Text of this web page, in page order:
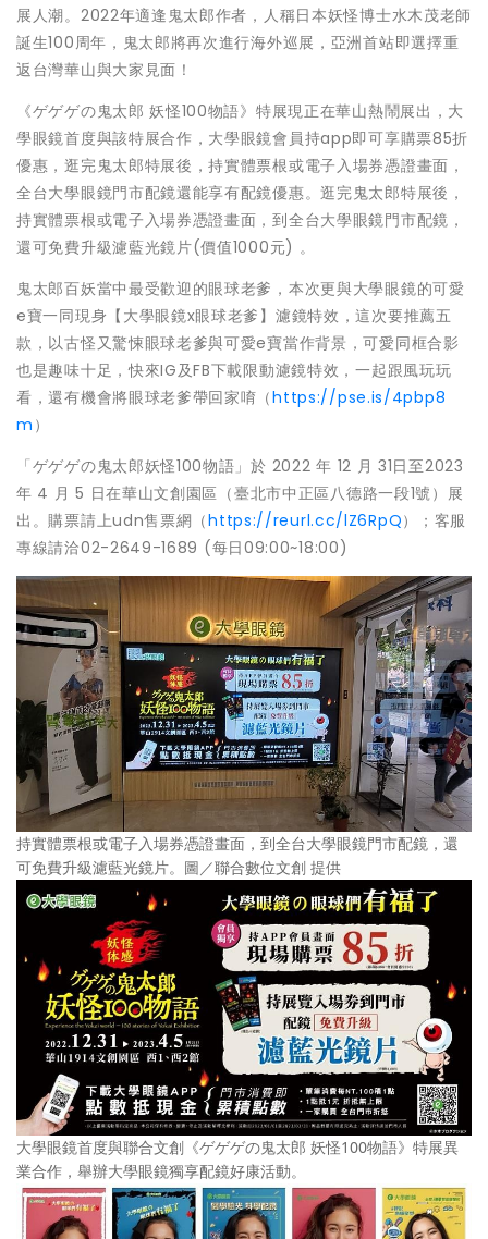
展人潮。2022年適逢鬼太郎作者，人稱日本妖怪博士水木茂老師
誕生100周年，鬼太郎將再次進行海外巡展，亞洲首站即選擇重
返台灣華山與大家見面！
《ゲゲゲの鬼太郎 妖怪100物語》特展現正在華山熱鬧展出，大
學眼鏡首度與該特展合作，大學眼鏡會員持app即可享購票85折
優惠，逛完鬼太郎特展後，持實體票根或電子入場券憑證畫面，
全台大學眼鏡門市配鏡還能享有配鏡優惠。逛完鬼太郎特展後，
持實體票根或電子入場券憑證畫面，到全台大學眼鏡門市配鏡，
還可免費升級濾藍光鏡片(價值1000元) 。
鬼太郎百妖當中最受歡迎的眼球老爹，本次更與大學眼鏡的可愛
e寶一同現身【大學眼鏡x眼球老爹】濾鏡特效，這次要推薦五
款，以古怪又驚悚眼球老爹與可愛e寶當作背景，可愛同框合影
也是趣味十足，快來IG及FB下載限動濾鏡特效，一起跟風玩玩
看，還有機會將眼球老爹帶回家唷（https://pse.is/4pbp8
m ）
「ゲゲゲの鬼太郎妖怪100物語」於 2022 年 12 月 31日至2023
年 4 月 5 日在華山文創園區（臺北市中正區八德路一段1號）展
出。購票請上udn售票網（https://reurl.cc/lZ6RpQ）；客服
專線請洽02-2649-1689 (每日09:00~18:00)
持實體票根或電子入場券憑證畫面，到全台大學眼鏡門市配鏡，還
可免費升級濾藍光鏡片。圖／聯合數位文創 提供
大學眼鏡首度與聯合文創《ゲゲゲの鬼太郎 妖怪100物語》特展異
業合作，舉辦大學眼鏡獨享配鏡好康活動。